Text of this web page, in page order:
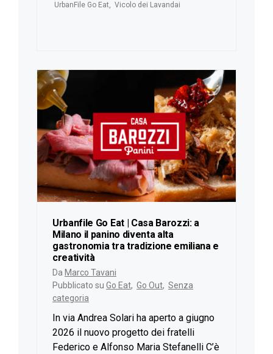
UrbanFile Go Eat, Vicolo dei Lavandai
Urbanfile Go Eat | Casa Barozzi: a
Milano il panino diventa alta
gastronomia tra tradizione emiliana e
creatività
Da Marco Tavani
Pubblicato su Go Eat, Go Out, Senza
categoria
In via Andrea Solari ha aperto a giugno
2026 il nuovo progetto dei fratelli
Federico e Alfonso Maria Stefanelli C’è